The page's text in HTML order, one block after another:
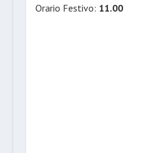
Orario Festivo: 11.00